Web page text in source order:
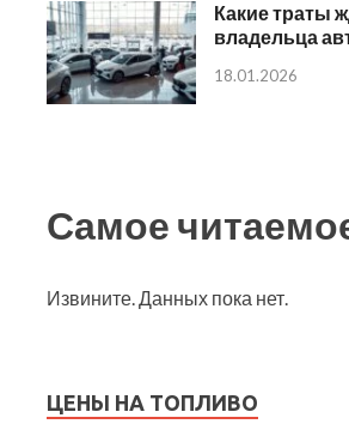
Какие траты
владельца
18.01.2026
Самое
Извините. Данных пока нет.
ЦЕНЫ НА ТОПЛИВО